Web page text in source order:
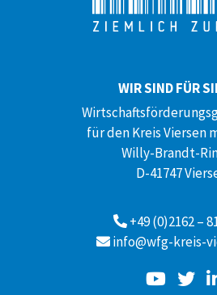
WIR SIND FÜR
für den Kreis Viersen
Willy-Brandt-
D-41747
+49 (0)2162 –
info@wfg-kreis-